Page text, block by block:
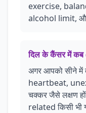
exercise,
alcohol limit,
दिल के कैंसर में कब
अगर आपको सीने में
heartbeat,
चक्कर जैसे लक्षण
related किसी भी